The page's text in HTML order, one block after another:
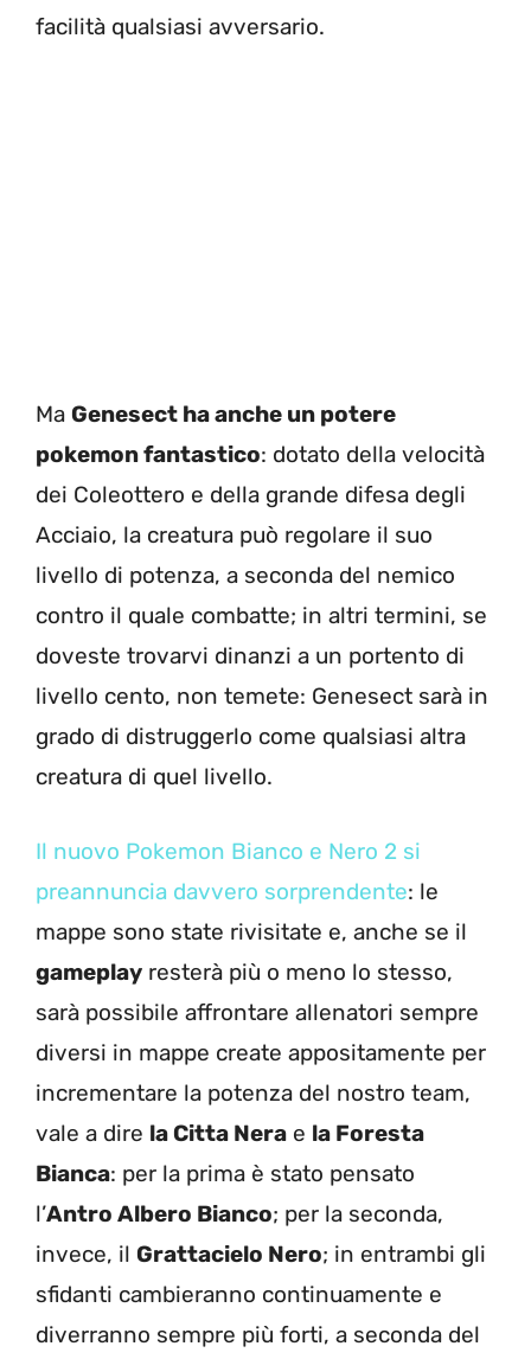
facilità qualsiasi avversario.
Ma Genesect ha anche un potere
pokemon fantastico: dotato della velocità
dei Coleottero e della grande difesa degli
Acciaio, la creatura può regolare il suo
livello di potenza, a seconda del nemico
contro il quale combatte; in altri termini, se
doveste trovarvi dinanzi a un portento di
livello cento, non temete: Genesect sarà in
grado di distruggerlo come qualsiasi altra
creatura di quel livello.
Il nuovo Pokemon Bianco e Nero 2 si
preannuncia davvero sorprendente: le
mappe sono state rivisitate e, anche se il
gameplay resterà più o meno lo stesso,
sarà possibile affrontare allenatori sempre
diversi in mappe create appositamente per
incrementare la potenza del nostro team,
vale a dire la Citta Nera e la Foresta
Bianca: per la prima è stato pensato
l’Antro Albero Bianco; per la seconda,
invece, il Grattacielo Nero; in entrambi gli
sfidanti cambieranno continuamente e
diverranno sempre più forti, a seconda del